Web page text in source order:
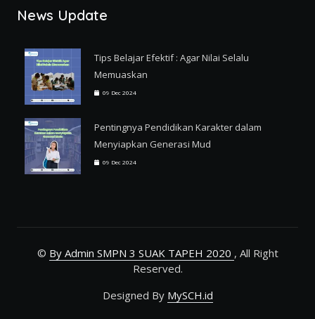
News Update
Tips Belajar Efektif : Agar Nilai Selalu
Memuaskan
09 Dec 2024
Pentingnya Pendidikan Karakter dalam
Menyiapkan Generasi Mud
09 Dec 2024
© By Admin SMPN 3 SUAK TAPEH 2020 , All Right
Reserved.
Designed By MySCH.id